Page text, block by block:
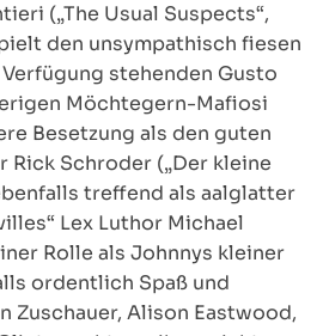
(„The Usual Suspects“,
den unsympathisch fiesen
stehenden Gusto
Möchtegern-Mafiosi
Besetzung als den guten
Rick Schroder („Der kleine
treffend als aalglatter
Lex Luthor Michael
Rolle als Johnnys kleiner
ordentlich Spaß und
Zuschauer, Alison Eastwood,